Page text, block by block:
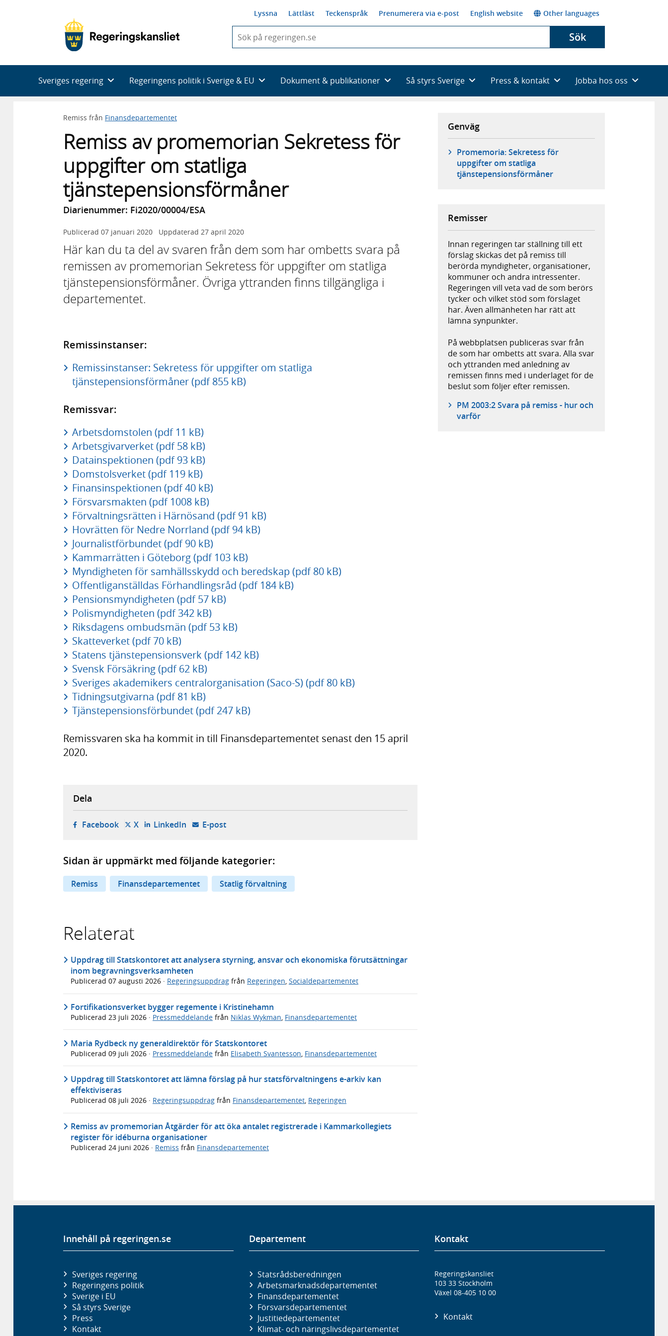
Lyssna Lättläst Teckenspråk Prenumerera via e-post English website Other languages
du
skriva
framträder
en
Sök
Sveriges regering Regeringens politik i Sverige & EU Dokument & publikationer Så styrs Sverige Press & kontakt Jobba hos oss
Remiss från Finansdepartementet
Remiss av promemorian Sekretess för
uppgifter om statliga
tjänstepensionsförmåner
Diarienummer: Fi2020/00004/ESA
Publicerad 07 januari 2020 Uppdaterad 27 april 2020
Här kan du ta del av svaren från dem som har ombetts svara på
remissen av promemorian Sekretess för uppgifter om statliga
tjänstepensionsförmåner. Övriga yttranden finns tillgängliga i
departementet.
Remissinstanser:
Remissinstanser: Sekretess för uppgifter om statliga
tjänstepensionsförmåner (pdf 855 kB)
Remissvar:
Arbetsdomstolen (pdf 11 kB)
Arbetsgivarverket (pdf 58 kB)
Datainspektionen (pdf 93 kB)
Domstolsverket (pdf 119 kB)
Finansinspektionen (pdf 40 kB)
Försvarsmakten (pdf 1008 kB)
Förvaltningsrätten i Härnösand (pdf 91 kB)
Hovrätten för Nedre Norrland (pdf 94 kB)
Journalistförbundet (pdf 90 kB)
Kammarrätten i Göteborg (pdf 103 kB)
Myndigheten för samhällsskydd och beredskap (pdf 80 kB)
Offentliganställdas Förhandlingsråd (pdf 184 kB)
Pensionsmyndigheten (pdf 57 kB)
Polismyndigheten (pdf 342 kB)
Riksdagens ombudsmän (pdf 53 kB)
Skatteverket (pdf 70 kB)
Statens tjänstepensionsverk (pdf 142 kB)
Svensk Försäkring (pdf 62 kB)
Sveriges akademikers centralorganisation (Saco-S) (pdf 80 kB)
Tidningsutgivarna (pdf 81 kB)
Tjänstepensionsförbundet (pdf 247 kB)
Remissvaren ska ha kommit in till Finansdepartementet senast den 15 april
2020.
Genväg
Promemoria: Sekretess för
uppgifter om statliga
tjänstepensionsförmåner
Remisser
Innan regeringen tar ställning till ett
förslag skickas det på remiss till
berörda myndigheter, organisationer,
kommuner och andra intressenter.
Regeringen vill veta vad de som berörs
tycker och vilket stöd som förslaget
har. Även allmänheten har rätt att
lämna synpunkter.
På webbplatsen publiceras svar från
de som har ombetts att svara. Alla svar
och yttranden med anledning av
remissen finns med i underlaget för de
beslut som följer efter remissen.
PM 2003:2 Svara på remiss - hur och
varför
Dela
Facebook- öppnas i ny flik, extern webbplats,
X- öppnas i ny flik, extern webbplats,
LinkedIn- öppnas i ny flik, extern webbplats,
E-post- öppnar din e-postklient,
Sidan är uppmärkt med följande kategorier:
Remiss Finansdepartementet Statlig förvaltning
Relaterat
Uppdrag till Statskontoret att analysera styrning, ansvar och ekonomiska förutsättningar
inom begravningsverksamheten
Publicerad 07 augusti 2026 · Regeringsuppdrag från Regeringen, Socialdepartementet
Fortifikationsverket bygger regemente i Kristinehamn
Publicerad 23 juli 2026 · Pressmeddelande från Niklas Wykman, Finansdepartementet
Maria Rydbeck ny generaldirektör för Statskontoret
Publicerad 09 juli 2026 · Pressmeddelande från Elisabeth Svantesson Finansdepartementet
Uppdrag till Statskontoret att lämna förslag på hur statsförvaltningens e-arkiv kan
effektiviseras
Publicerad 08 juli 2026 · Regeringsuppdrag från Finansdepartementet, Regeringen
Remiss av promemorian Åtgärder för att öka antalet registrerade i Kammarkollegiets
register för idéburna organisationer
Publicerad 24 juni 2026 · Remiss från Finansdepartementet
Innehåll på regeringen.se
Sveriges regering
Regeringens politik
Sverige i EU
Så styrs Sverige
Press
Kontakt
Departement
Statsrådsberedningen
Arbetsmarknads­departementet
Finans­departementet
Försvars­departementet
Justitie­departementet
Klimat- och näringslivs­departementet
Kontakt
Regeringskansliet
103 33 Stockholm
Växel 08-405 10 00
Kontakt